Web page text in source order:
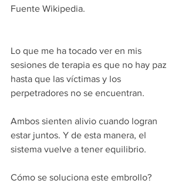
Fuente Wikipedia.
Lo que me ha tocado ver en mis
sesiones de terapia es que no hay paz
hasta que las víctimas y los
perpetradores no se encuentran.
Ambos sienten alivio cuando logran
estar juntos. Y de esta manera, el
sistema vuelve a tener equilibrio.
Cómo se soluciona este embrollo?